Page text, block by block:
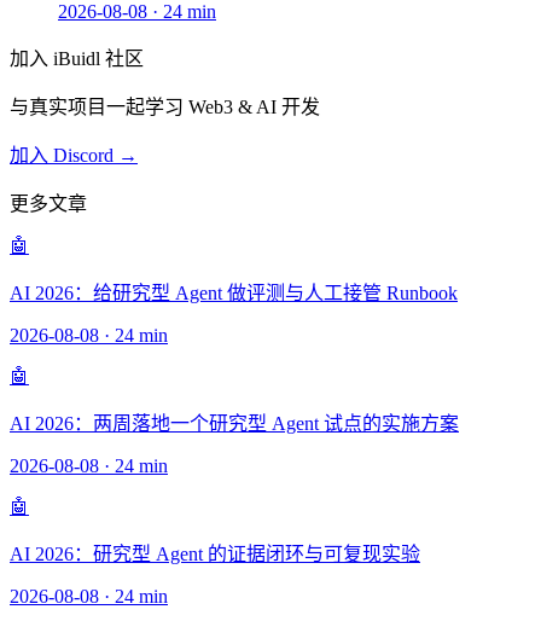
2026-08-08 · 24 min
加入 iBuidl 社区
与真实项目一起学习 Web3 & AI 开发
加入 Discord →
更多文章
🤖
AI 2026：给研究型 Agent 做评测与人工接管 Runbook
2026-08-08 · 24 min
🤖
AI 2026：两周落地一个研究型 Agent 试点的实施方案
2026-08-08 · 24 min
🤖
AI 2026：研究型 Agent 的证据闭环与可复现实验
2026-08-08 · 24 min